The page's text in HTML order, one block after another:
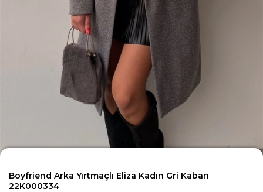
Boyfriend Arka Yırtmaçlı Eliza Kadın Gri Kaban
22K000334